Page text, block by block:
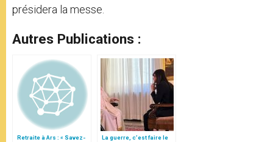
présidera la messe.
Autres Publications :
Retraite à Ars : « Savez-
La guerre, c’est faire le